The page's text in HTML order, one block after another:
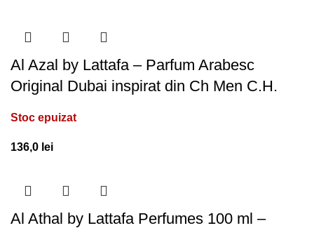
Al Azal by Lattafa – Parfum Arabesc
Original Dubai inspirat din Ch Men C.H.
Stoc epuizat
136,0 lei
Al Athal by Lattafa Perfumes 100 ml –